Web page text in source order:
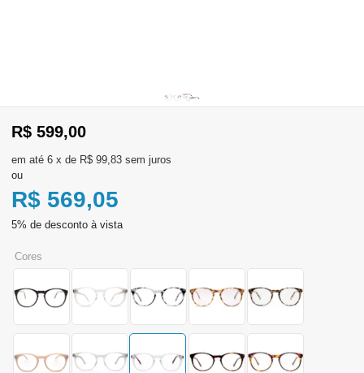
Identifique-
aqui
Registre-
se
R$ 599,00
6 x de R$ 99,83 sem juros
ou
R$ 569,05
cores